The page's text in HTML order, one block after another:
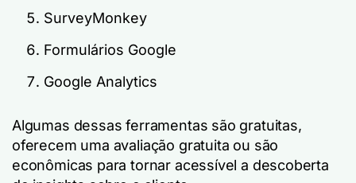
SurveyMonkey
Formulários Google
Google Analytics
Algumas dessas ferramentas são gratuitas,
oferecem uma avaliação gratuita ou são
econômicas para tornar acessível a descoberta